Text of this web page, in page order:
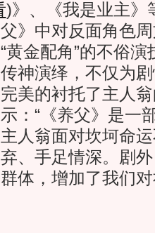
)》、《我是业主》
》中对反面角色
黄金配角”的不俗
神演绎，不仅为
美的衬托了主人
：“《养父》是一
人翁面对坎坷命
、手足情深。剧
体，增加了我们